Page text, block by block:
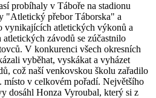
probíhaly v Táboře na stadionu
"Atletický přebor Táborska" a
vynikajících atletických výkonů a
závodů se zúčastnilo
V konkurenci všech okresních
vyběhat, vyskákat a vyházet
což naší venkovskou školu zařadilo
místo v celkovém pořadí. Největšího
dosáhl Honza Vyroubal, který si z